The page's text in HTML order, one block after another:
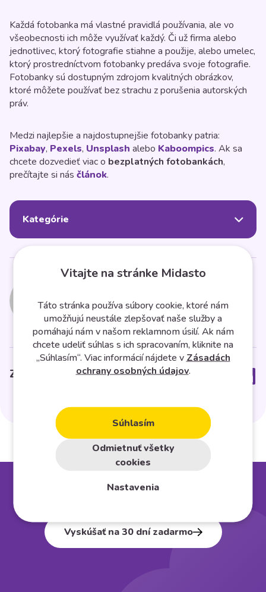
Každá fotobanka má vlastné pravidlá používania, ale vo
všeobecnosti ich môže využívať každý. Či už firma alebo
jednotlivec, ktorý fotografie stiahne a použije, alebo umelec,
ktorý prostredníctvom fotobanky predáva svoje fotografie.
Fotobanky sú dostupným zdrojom kvalitných obrázkov,
ktoré môžete používať bez strachu z porušenia autorských
práv.
Medzi najlepšie a najdostupnejšie fotobanky patria:
Pixabay, Pexels, Unsplash alebo Kaboompics. Ak sa
chcete dozvedieť viac o bezplatných fotobankách,
prečítajte si nás článok.
Kategórie
Midasto
Zdielať článok
Založte si vlastný
Vyskúšať na 30 dní zadarmo
Vitajte na stránke Midasto
Táto stránka používa súbory cookie, ktoré nám
umožňujú neustále zlepšovať naše služby a
pomáhajú nám v našom reklamnom úsilí. Ak nám
chcete udeliť súhlas s ich spracovaním, kliknite na
„Súhlasím“. Viac informácií nájdete vZásadách
ochrany osobných údajov.
Súhlasím
Odmietnuť všetky
cookies
Nastavenia